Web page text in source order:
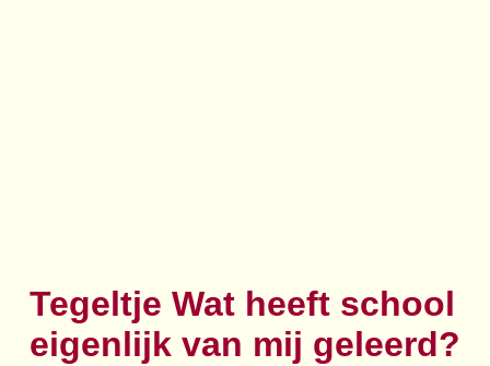
Tegeltje Wat heeft school
eigenlijk van mij geleerd?